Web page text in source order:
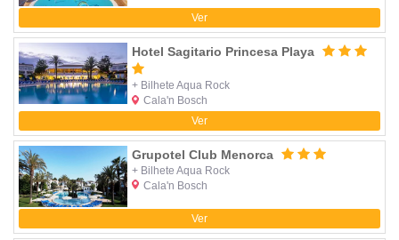
Ver
Hotel Sagitario Princesa Playa
+ Bilhete Aqua Rock
Cala'n Bosch
Ver
Grupotel Club Menorca
+ Bilhete Aqua Rock
Cala'n Bosch
Ver